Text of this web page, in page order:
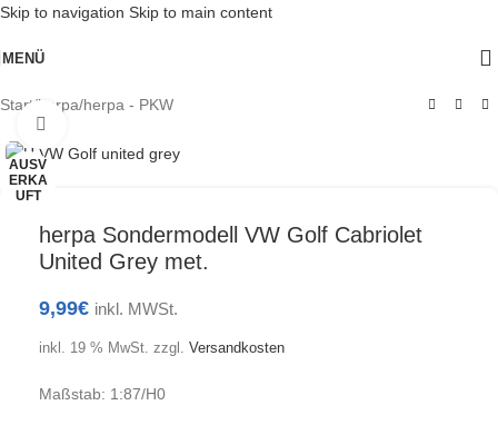
Skip to navigation Skip to main content
MENÜ
Start/herpa/herpa - PKW
AUSV
ERKA
UFT
herpa Sondermodell VW Golf Cabriolet
United Grey met.
9,99€ inkl. MWSt.
inkl. 19 % MwSt. zzgl. Versandkosten
Maßstab: 1:87/H0